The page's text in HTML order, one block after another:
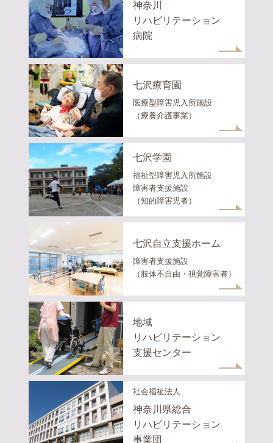
神奈川
リハビリテーション
病院
七沢療育園
医療型障害児入所施設
（療養介護事業）
七沢学園
福祉型障害児入所施設
障害者支援施設
（知的障害児者）
七沢自立支援ホーム
障害者支援施設
（肢体不自由・視覚障害者）
地域
リハビリテーション
支援センター
社会福祉法人
神奈川県総合
リハビリテーション
事業団